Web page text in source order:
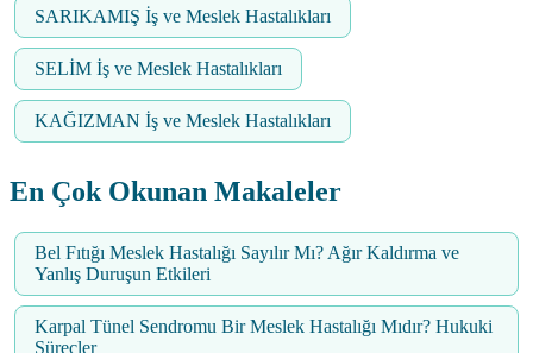
SARIKAMIŞ İş ve Meslek Hastalıkları
SELİM İş ve Meslek Hastalıkları
KAĞIZMAN İş ve Meslek Hastalıkları
En Çok Okunan Makaleler
Bel Fıtığı Meslek Hastalığı Sayılır Mı? Ağır Kaldırma ve
Yanlış Duruşun Etkileri
Karpal Tünel Sendromu Bir Meslek Hastalığı Mıdır? Hukuki
Süreçler